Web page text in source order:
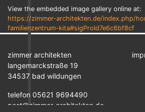
View the embedded image gallery online at:
https://zimmer-architekten.de/index.php/
familienzentrum-kita#sigProId7e6c6bf8cf
zimmer architekten
langemarckstraße 19
34537 bad wildungen
telefon 05621 9694490
post@zimmer-architekten.de